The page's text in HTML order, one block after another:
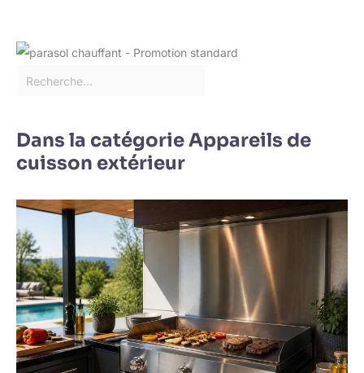
Dans la catégorie Appareils de
cuisson extérieur